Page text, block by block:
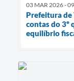
03 MAR 2026 -
Prefeitura de
contas do 3º
equilíbrio